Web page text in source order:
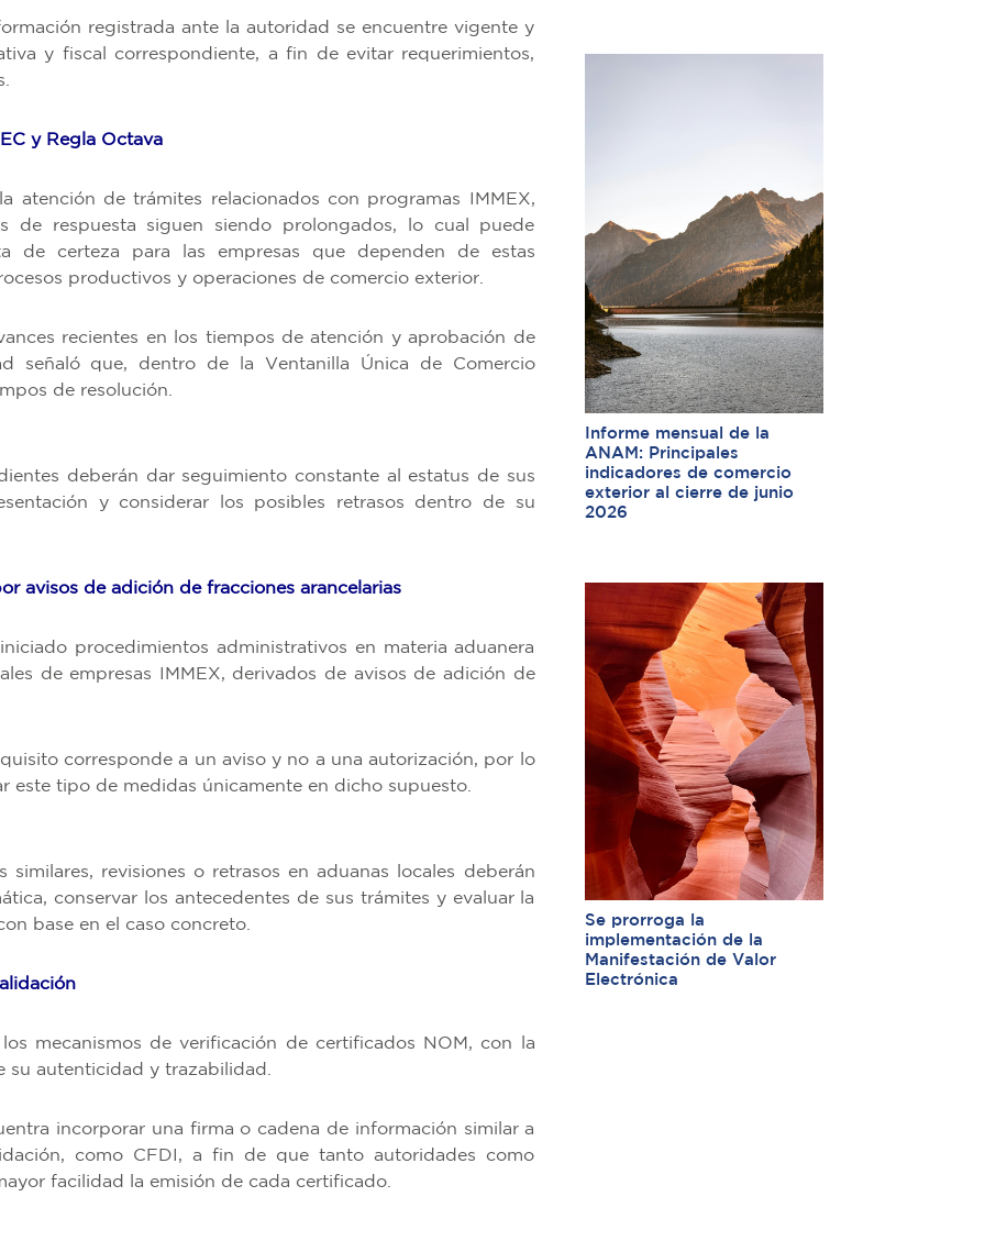
registrada ante la autoridad se encuentre vigente y
y fiscal correspondiente, a fin de evitar requerimientos,
y Regla Octava
atención de trámites relacionados con programas IMMEX,
de respuesta siguen siendo prolongados, lo cual puede
de certeza para las empresas que dependen de estas
productivos y operaciones de comercio exterior.
recientes en los tiempos de atención y aprobación de
señaló que, dentro de la Ventanilla Única de Comercio
de resolución.
deberán dar seguimiento constante al estatus de sus
y considerar los posibles retrasos dentro de su
avisos de adición de fracciones arancelarias
procedimientos administrativos en materia aduanera
de empresas IMMEX, derivados de avisos de adición de
corresponde a un aviso y no a una autorización, por lo
este tipo de medidas únicamente en dicho supuesto.
similares, revisiones o retrasos en aduanas locales deberán
conservar los antecedentes de sus trámites y evaluar la
base en el caso concreto.
mecanismos de verificación de certificados NOM, con la
su autenticidad y trazabilidad.
incorporar una firma o cadena de información similar a
como CFDI, a fin de que tanto autoridades como
facilidad la emisión de cada certificado.
Informe mensual de la
ANAM: Principales
indicadores de comercio
exterior al cierre de junio
2026
Se prorroga la
implementación de la
Manifestación de Valor
Electrónica